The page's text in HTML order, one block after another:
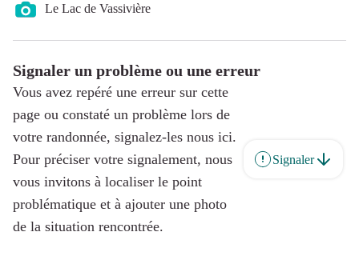
Le Lac de Vassivière
Signaler un problème ou une erreur
Vous avez repéré une erreur sur cette
page ou constaté un problème lors de
votre randonnée, signalez-les nous ici.
Pour préciser votre signalement, nous
vous invitons à localiser le point
problématique et à ajouter une photo
de la situation rencontrée.
Signaler